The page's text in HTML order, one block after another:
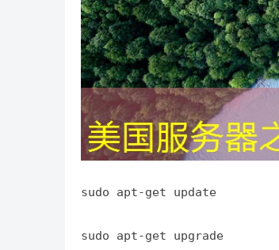
sudo apt-get update
sudo apt-get upgrade